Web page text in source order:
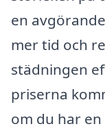
en
mer tid och
städningen
priserna
om du har